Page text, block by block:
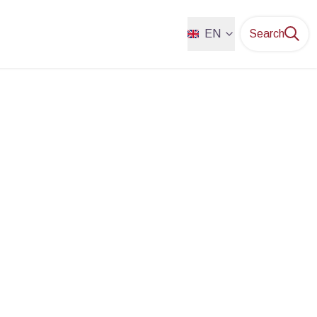
EN Search